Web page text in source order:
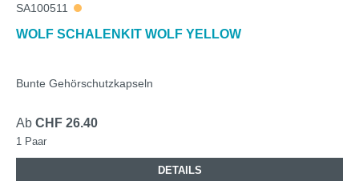
SA100511
WOLF SCHALENKIT WOLF YELLOW
Bunte Gehörschutzkapseln
Ab CHF 26.40
1 Paar
DETAILS